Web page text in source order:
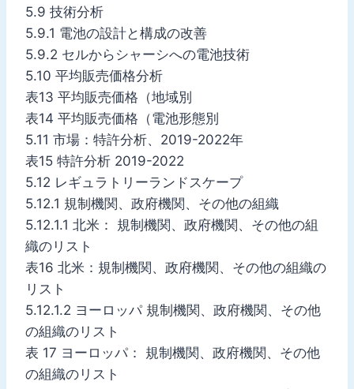
5.9 技術分析
5.9.1 電池の設計と構成の改善
5.9.2 セルからシャーシへの電池技術
5.10 平均販売価格分析
表13 平均販売価格（地域別
表14 平均販売価格（電池形態別
5.11 市場：特許分析、2019-2022年
表15 特許分析 2019-2022
5.12 レギュラトリーランドスケープ
5.12.1 規制機関、政府機関、その他の組織
5.12.1.1 北米： 規制機関、政府機関、その他の組
織のリスト
表16 北米：規制機関、政府機関、その他の組織の
リスト
5.12.1.2 ヨーロッパ 規制機関、政府機関、その他
の組織のリスト
表 17 ヨーロッパ： 規制機関、政府機関、その他
の組織のリスト